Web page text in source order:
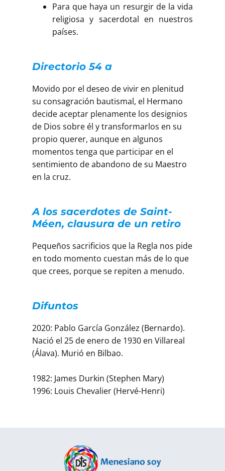
Para que haya un resurgir de la vida
religiosa y sacerdotal en nuestros
países.
Directorio 54 a
Movido por el deseo de vivir en plenitud
su consagración bautismal, el Hermano
decide aceptar plenamente los designios
de Dios sobre él y transformarlos en su
propio querer, aunque en algunos
momentos tenga que participar en el
sentimiento de abandono de su Maestro
en la cruz.
A los sacerdotes de Saint-
Méen, clausura de un retiro
Pequeños sacrificios que la Regla nos pide
en todo momento cuestan más de lo que
que crees, porque se repiten a menudo.
Difuntos
2020: Pablo García González (Bernardo).
Nació el 25 de enero de 1930 en Villareal
(Álava). Murió en Bilbao.
1982: James Durkin (Stephen Mary)
1996: Louis Chevalier (Hervé-Henri)